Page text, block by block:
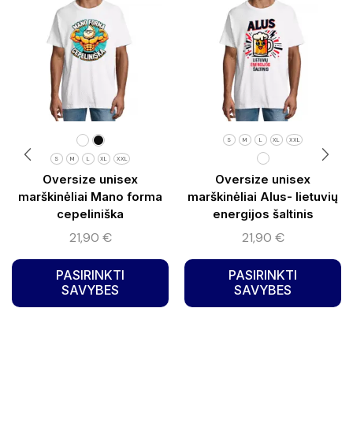
S M L XL XXL
Oversize unisex
marškinėliai Mano forma
cepeliniška
21,90 €
PASIRINKTI
SAVYBES
S M L XL XXL
Oversize unisex
marškinėliai Alus- lietuvių
energijos šaltinis
21,90 €
PASIRINKTI
SAVYBES